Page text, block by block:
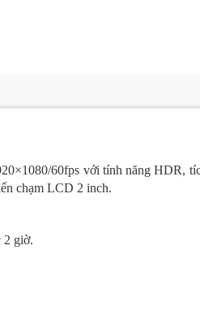
60fps với tính năng HDR,
chạm LCD 2 inch.
2 giờ.